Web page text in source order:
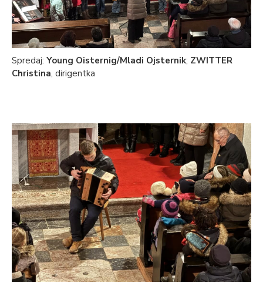
Spredaj: Young Oisternig/Mladi Ojsternik; ZWITTER
Christina, dirigentka